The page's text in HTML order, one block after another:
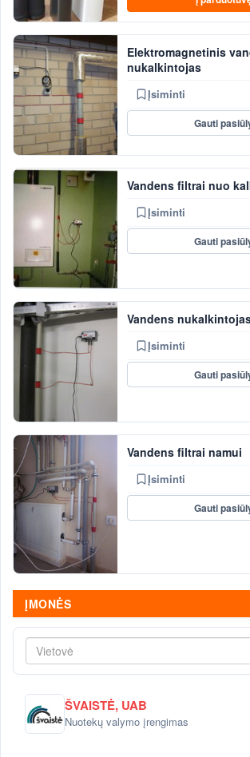
Elektromagnetinis
nukalkintojas
Įsiminti
Gauti
Vandens filtrai nuo
Įsiminti
Gauti
Vandens
Įsiminti
Gauti
Vandens filtrai namui
Įsiminti
Gauti
ĮMONĖS
Vietovė
ŠVAISTĖ, UAB
Nuotekų valymo įrengimas